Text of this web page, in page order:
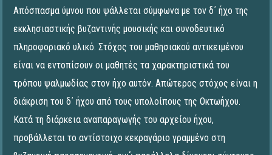
Απόσπασμα ύμνου που ψάλλεται σύμφωνα με τον δ΄ ήχο της
εκκλησιαστικής βυζαντινής μουσικής και συνοδευτικό
πληροφοριακό υλικό. Στόχος του μαθησιακού αντικειμένου
είναι να εντοπίσουν οι μαθητές τα χαρακτηριστικά του
τρόπου ψαλμωδίας στον ήχο αυτόν. Απώτερος στόχος είναι η
διάκριση του δ΄ ήχου από τους υπολοίπους της Οκτωήχου.
Κατά τη διάρκεια αναπαραγωγής του αρχείου ήχου,
προβάλλεται το αντίστοιχο κεκραγάριο γραμμένο στη